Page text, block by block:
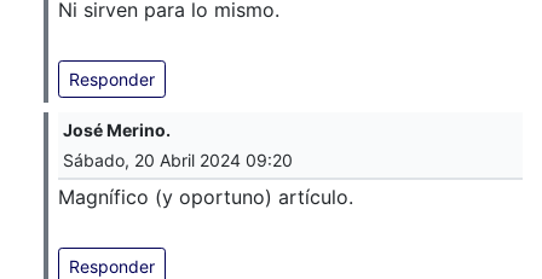
Ni sirven para lo mismo.
Responder
José Merino.
Sábado, 20 Abril 2024 09:20
Magnífico (y oportuno) artículo.
Responder